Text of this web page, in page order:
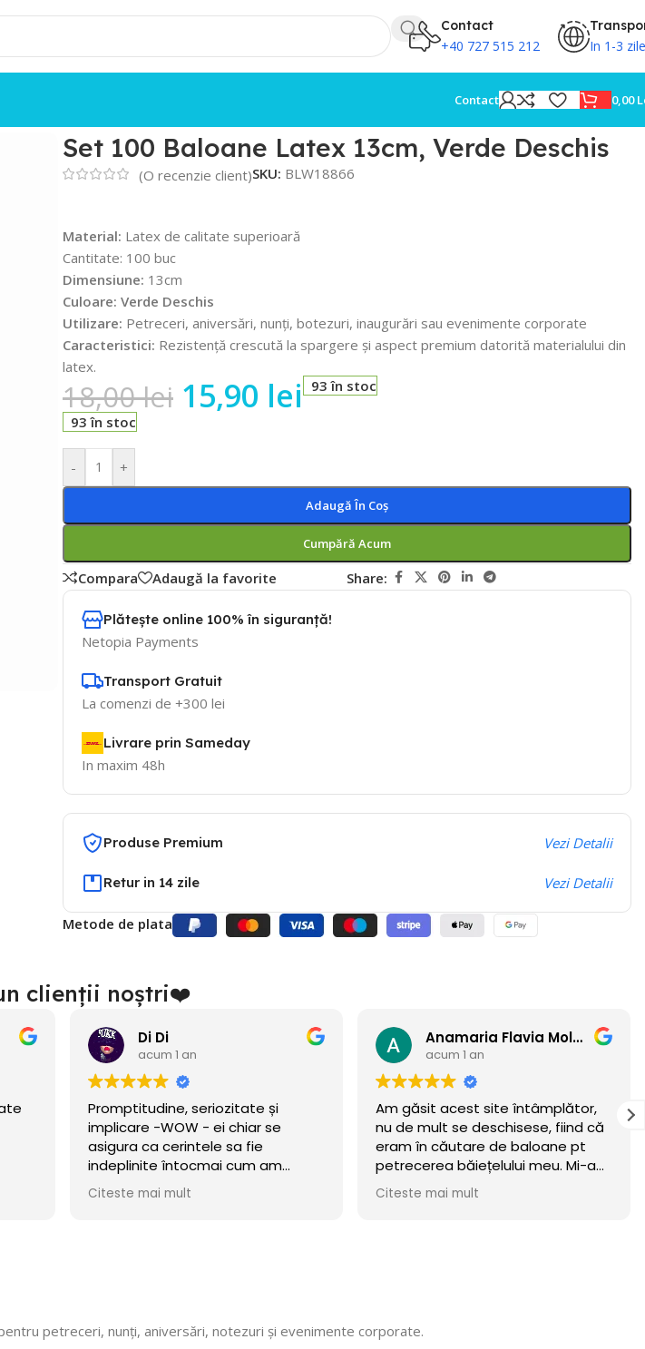
Contact
+40 727 515 212 In 1-3 zile
Contact 0,00
Set 100 Baloane Latex 13cm, Verde Deschis
(O recenzie client)SKU: BLW18866
Material: Latex de calitate superioară
Cantitate: 100 buc
Dimensiune: 13cm
Culoare: Verde Deschis
Utilizare: Petreceri, aniversări, nunți, botezuri, inaugurări sau evenimente corporate
Caracteristici: Rezistență crescută la spargere și aspect premium datorită materialului din
latex.
18,00lei 15,90 lei
93 în stoc
93 în stoc
- +
Adaugă În Coș
Cumpără Acum
Compara Adaugă la favorite Share:
Plătește online 100% în siguranță!
Netopia Payments
Transport Gratuit
La comenzi de +300 lei
Livrare prin Sameday
In maxim 48h
Produse Premium Vezi Detalii
Retur in 14 zile Vezi Detalii
Metode de plata
clienții noștri❤️
Di Di
acum 1 an
Promptitudine, seriozitate și
implicare -WOW - ei chiar se
asigura ca cerintele sa fie
indeplinite întocmai cum am
cerut!
Citeste mai mult
Anamaria Flavia Moldovan
acum 1 an
Am găsit acest site întâmplător,
nu de mult se deschisese, fiind că
eram în căutare de baloane pt
petrecerea băiețelului meu. Mi-am
incercat norocul și a meritat.
Baloanele sunt chiar wow 🏆
Citeste mai mult
petreceri, nunți, aniversări, notezuri și evenimente corporate.